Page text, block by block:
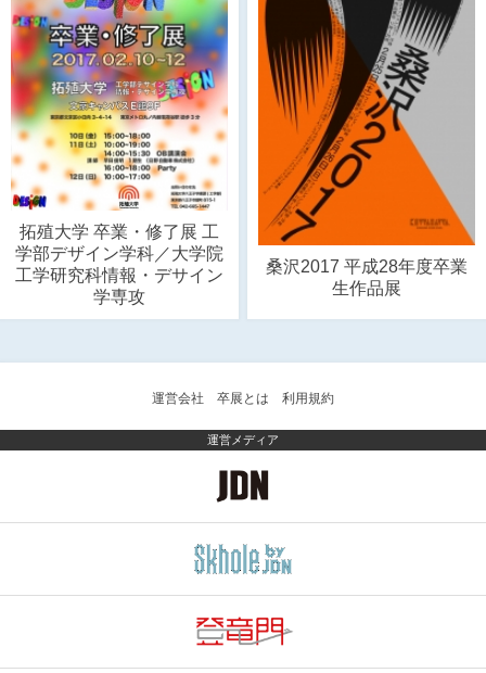
拓殖大学 卒業・修了展 工
学部デザイン学科／大学院
工学研究科情報・デサイン
学専攻
桑沢2017 平成28年度卒業
生作品展
運営会社 卒展とは 利用規約
運営メディア